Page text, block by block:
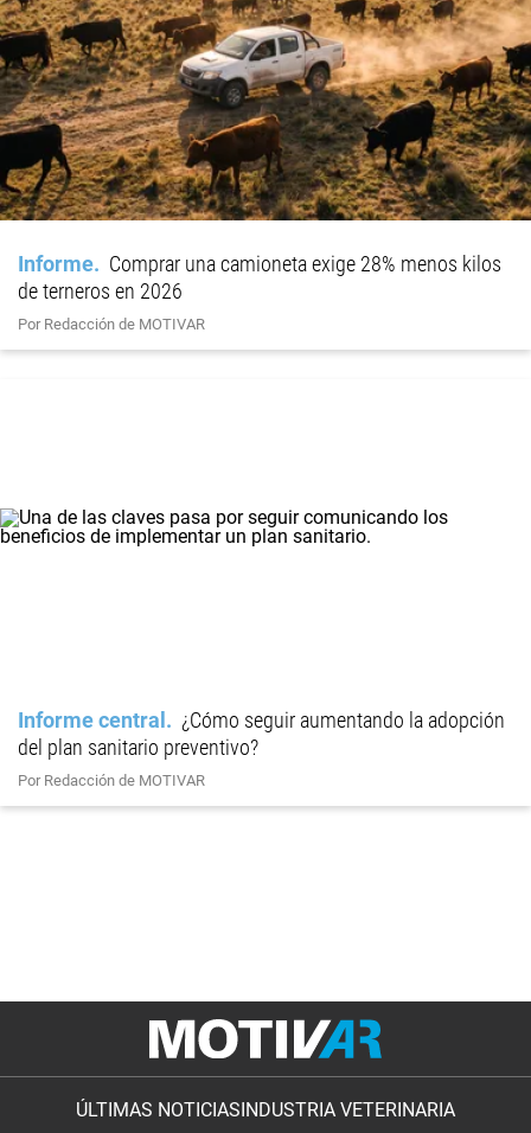
Informe
Comprar una camioneta exige 28% menos kilos
de terneros en 2026
Por Redacción de MOTIVAR
Informe central
¿Cómo seguir aumentando la adopción
del plan sanitario preventivo?
Por Redacción de MOTIVAR
ÚLTIMAS NOTICIAS INDUSTRIA VETERINARIA